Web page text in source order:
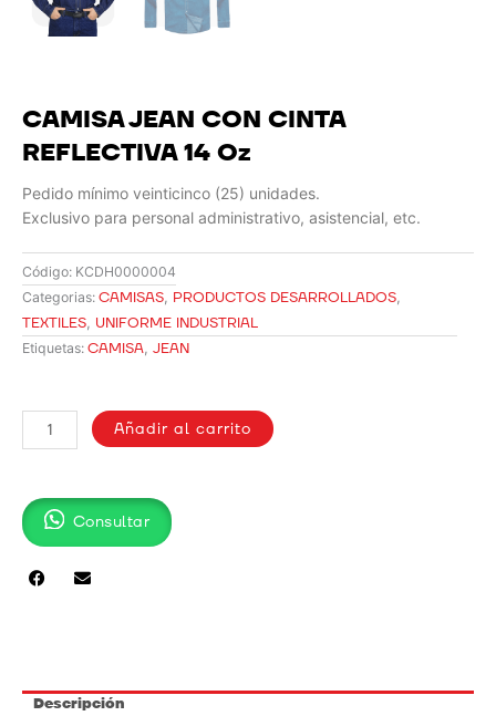
CAMISA JEAN CON CINTA
REFLECTIVA 14 Oz
Pedido mínimo veinticinco (25) unidades.
Exclusivo para personal administrativo, asistencial, etc.
Código: KCDH0000004
Categorias: CAMISAS, PRODUCTOS DESARROLLADOS,
TEXTILES, UNIFORME INDUSTRIAL
Etiquetas: CAMISA, JEAN
JEAN
CON
REFLECTIVA
14
Oz
cantidad
Añadir al carrito
Consultar
Descripción